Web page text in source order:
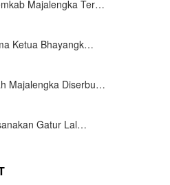
Majalengka Ter…
Ketua Bhayangk…
Majalengka Diserbu…
Gatur Lal…